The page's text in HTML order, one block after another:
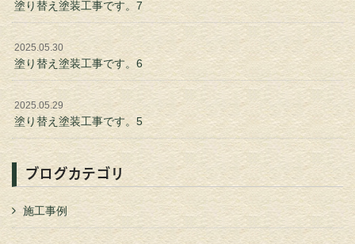
塗り替え塗装工事です。7
2025.05.30
塗り替え塗装工事です。6
2025.05.29
塗り替え塗装工事です。5
ブログカテゴリ
施工事例